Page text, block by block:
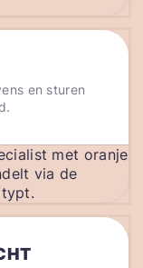
en sturen